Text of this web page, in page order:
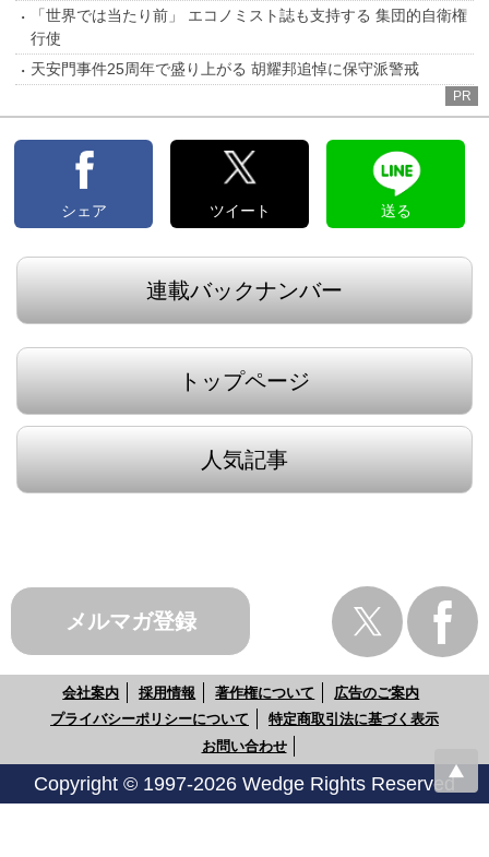
「世界では当たり前」 エコノミスト誌も支持する 集団的自衛権
行使
天安門事件25周年で盛り上がる 胡耀邦追悼に保守派警戒
PR
シェア ツイート 送る
連載バックナンバー
トップページ
人気記事
メルマガ登録
会社案内 採用情報 著作権について
広告のご案内
プライバシーポリシーについて
特定商取引法に基づく表示
お問い合わせ
Copyright © 1997-2026 Wedge Rights Reserved